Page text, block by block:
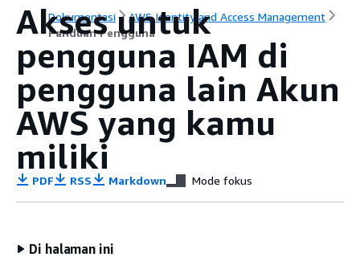
Dokumentasi
AWS Identity and Access Management
Panduan Pengguna
Akses untuk
pengguna IAM di
pengguna lain Akun
AWS yang kamu
miliki
PDF RSS Markdown Mode fokus
Di halaman ini